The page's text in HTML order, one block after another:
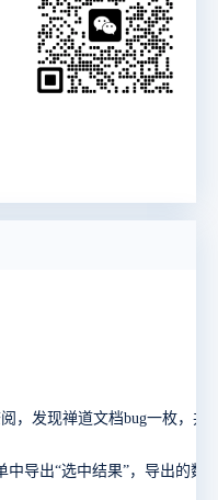
中导出“选中结果”，导出的数